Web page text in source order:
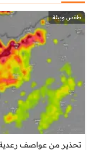
طقس وبيئة
تحذير من عواصف رعدية